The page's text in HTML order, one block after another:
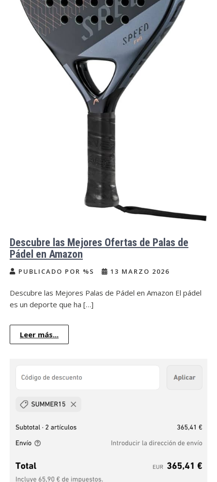
Descubre las Mejores Ofertas de Palas de
Pádel en Amazon
PUBLICADO POR %S 13 MARZO 2026
Descubre las Mejores Palas de Pádel en Amazon El pádel
es un deporte que ha […]
Leer más...